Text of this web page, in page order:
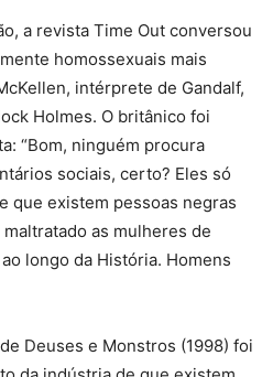
a revista Time Out conversou
homossexuais mais
intérprete de Gandalf,
Holmes. O britânico foi
“Bom, ninguém procura
sociais, certo? Eles só
que existem pessoas negras
as mulheres de
longo da História. Homens
Deuses e Monstros (1998) foi